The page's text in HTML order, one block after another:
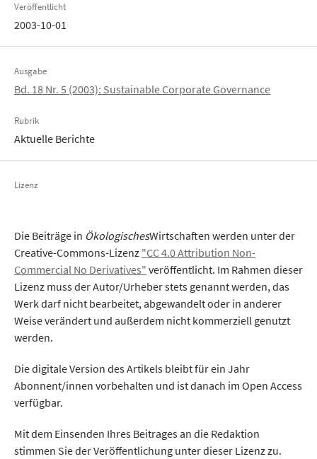
Veröffentlicht
2003-10-01
Ausgabe
Bd. 18 Nr. 5 (2003): Sustainable Corporate Governance
Rubrik
Aktuelle Berichte
Lizenz
Die Beiträge in ÖkologischesWirtschaften werden unter der
Creative-Commons-Lizenz "CC 4.0 Attribution Non-
Commercial No Derivatives" veröffentlicht. Im Rahmen dieser
Lizenz muss der Autor/Urheber stets genannt werden, das
Werk darf nicht bearbeitet, abgewandelt oder in anderer
Weise verändert und außerdem nicht kommerziell genutzt
werden.
Die digitale Version des Artikels bleibt für ein Jahr
Abonnent/innen vorbehalten und ist danach im Open Access
verfügbar.
Mit dem Einsenden Ihres Beitrages an die Redaktion
stimmen Sie der Veröffentlichung unter dieser Lizenz zu.